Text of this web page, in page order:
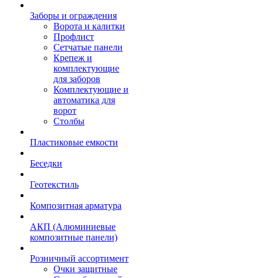
Заборы и ограждения
Ворота и калитки
Профлист
Сетчатые панели
Крепеж и
комплектующие
для заборов
Комплектующие и
автоматика для
ворот
Столбы
Пластиковые емкости
Беседки
Геотекстиль
Композитная арматура
АКП (Алюминиевые
композитные панели)
Розничный ассортимент
Очки защитные